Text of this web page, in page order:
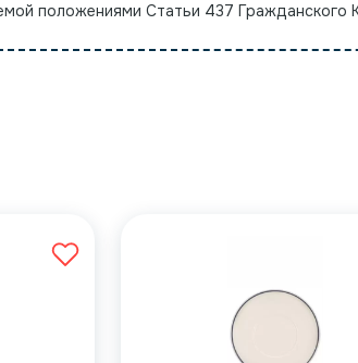
положениями Статьи 437 Гражданского